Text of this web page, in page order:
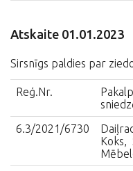
Atskaite 01.01.2023
Sirsnīgs paldies par
Reģ.Nr.
6.3/2021/6730
Koks,